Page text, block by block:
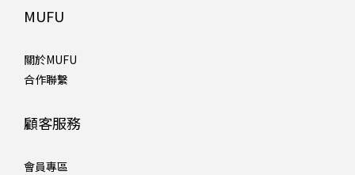
MUFU
關於MUFU
合作聯繫
顧客服務
會員專區